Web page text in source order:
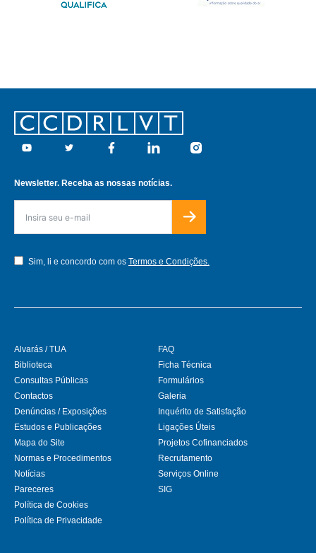
Footer
Youtube Twitter Facebook Linkedin Instagram
Newsletter. Receba as nossas notícias.
Sim, li e concordo com os Termos e Condições.
Alvarás / TUA
Biblioteca
Consultas Públicas
Contactos
Denúncias / Exposições
Estudos e Publicações
FAQ
Ficha Técnica
Formulários
Galeria
Inquérito de Satisfação
Ligações Úteis
Mapa do Site
Normas e Procedimentos
Notícias
Pareceres
Política de Cookies
Política de Privacidade
Projetos Cofinanciados
Recrutamento
Serviços Online
SIG